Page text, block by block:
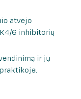
atvejo
6 inhibitorių
ir jų